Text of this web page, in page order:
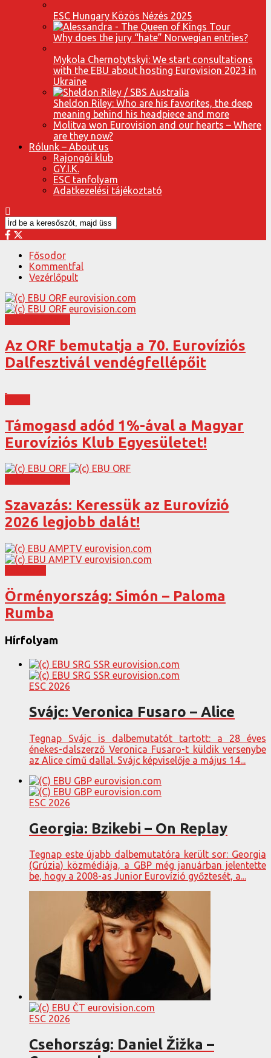
ESC Hungary Közös Nézés 2025
Why does the jury “hate” Norwegian entries?
Mykola Chernotytskyi: We start consultations
with the EBU about hosting Eurovision 2023 in
Ukraine
Sheldon Riley: Who are his favorites, the deep
meaning behind his headpiece and more
Molitva won Eurovision and our hearts – Where
are they now?
Rólunk – About us
Rajongói klub
GY.I.K.
ESC tanfolyam
Adatkezelési tájékoztató
Fősodor
Kommentfal
Vezérlőpult
Az ORF bemutatja a 70. Eurovíziós
Dalfesztivál vendégfellépőit
Támogasd adód 1%-ával a Magyar
Eurovíziós Klub Egyesületet!
Szavazás: Keressük az Eurovízió
2026 legjobb dalát!
Örményország: Simón – Paloma
Rumba
Hírfolyam
ESC 2026
Svájc: Veronica Fusaro – Alice
Tegnap Svájc is dalbemutatót tartott: a 28 éves
énekes-dalszerző Veronica Fusaro-t küldik versenybe
az Alice című dallal. Svájc képviselője a május 14...
ESC 2026
Georgia: Bzikebi – On Replay
Tegnap este újabb dalbemutatóra került sor: Georgia
(Grúzia) közmédiája, a GBP még januárban jelentette
be, hogy a 2008-as Junior Eurovízió győztesét, a...
ESC 2026
Csehország: Daniel Žižka –